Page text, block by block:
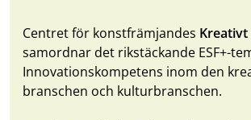
Centret för konstfrämjandes
samordnar det rikstäckande ESF+-
Innovationskompetens inom den
branschen och kulturbranschen.